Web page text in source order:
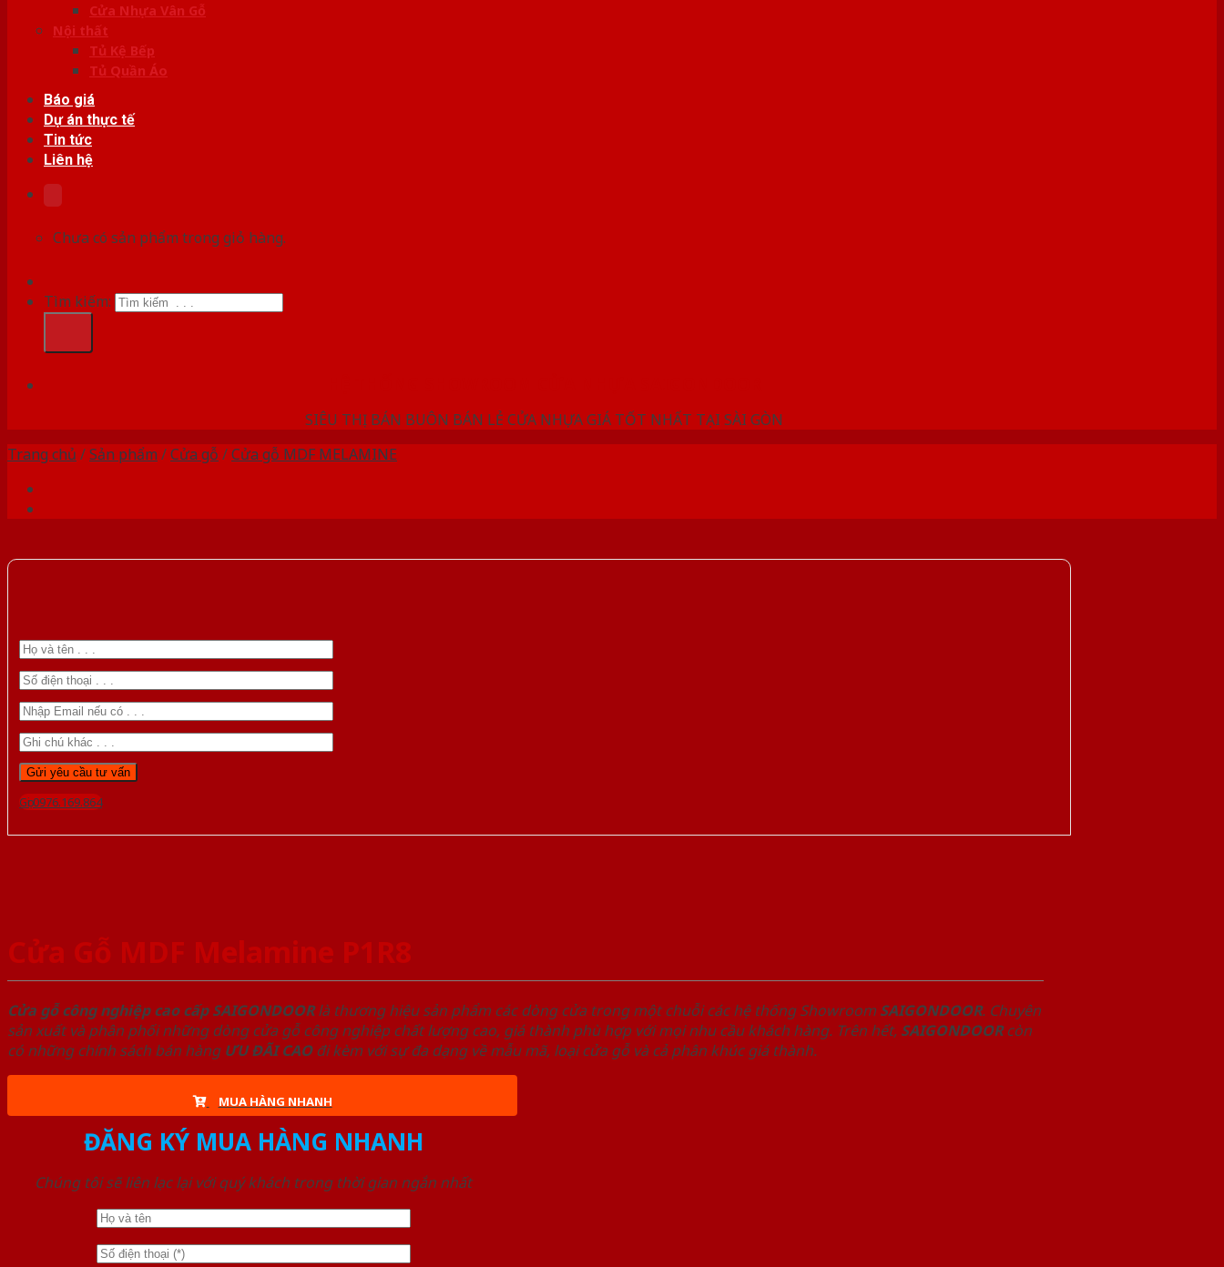
Cửa Nhựa Vân Gỗ
Nội thất
Tủ Kệ Bếp
Tủ Quần Áo
Báo giá
Dự án thực tế
Tin tức
Liên hệ
Chưa có sản phẩm trong giỏ hàng.
Tìm kiếm:
SIÊU THỊ BÁN BUÔN BÁN LẺ CỬA NHỰA GIÁ TỐT NHẤT TẠI SÀI GÒN
Trang chủ /Sản phẩm /Cửa gỗ /Cửa gỗ MDF MELAMINE
Gọi 0976.169.864
Cửa Gỗ MDF Melamine P1R8
Cửa gỗ công nghiệp cao cấp SAIGONDOORlà thương hiệu sản phẩm các dòng cửa trong một chuỗi các hệ thống Showroom SAIGONDOOR. Chuyên
sản xuất và phân phối những dòng cửa gỗ công nghiệp chất lượng cao, giá thành phù hợp với mọi nhu cầu khách hàng. Trên hết, SAIGONDOORcòn
có những chính sách bán hàng ƯU ĐÃI CAOđi kèm với sự đa dạng về mẫu mã, loại cửa gỗ và cả phân khúc giá thành.
MUA HÀNG NHANH
ĐĂNG KÝ MUA HÀNG NHANH
Chúng tôi sẽ liên lạc lại với quý khách trong thời gian ngắn nhất